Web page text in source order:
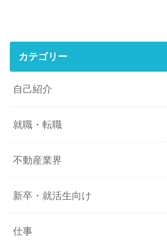
カテゴリー
自己紹介
就職・転職
不動産業界
新卒・就活生向け
仕事